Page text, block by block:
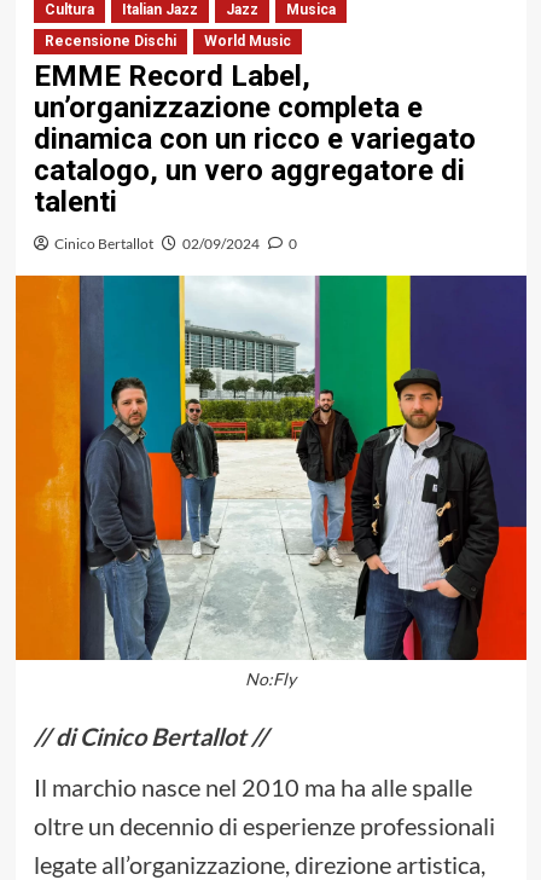
Cultura Italian Jazz Jazz
Musica
Recensione Dischi
World Music
EMME Record Label,
un’organizzazione completa e
dinamica con un ricco e variegato
catalogo, un vero aggregatore di
talenti
Cinico Bertallot 02/09/2024 0
No:Fly
// di Cinico Bertallot //
Il marchio nasce nel 2010 ma ha alle spalle
oltre un decennio di esperienze professionali
legate all’organizzazione, direzione artistica,